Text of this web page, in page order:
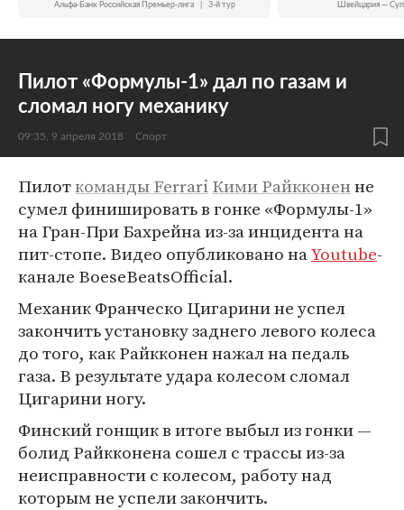
Альфа-Банк Российская Премьер-лига 3-й тур Швейцария —
Пилот «Формулы-1» дал по газам и
сломал ногу механику
09:35, 9 апреля 2018 Спорт
Пилоткоманды FerrariКими Райкконенне
сумел финишировать в гонке «Формулы-1»
на Гран-При Бахрейна из-за инцидента на
пит-стопе. Видео опубликовано наYoutube-
канале BoeseBeatsOfficial.
Механик Франческо Цигарини не успел
закончить установку заднего левого колеса
до того, как Райкконен нажал на педаль
газа. В результате удара колесом сломал
Цигарини ногу.
Финский гонщик в итоге выбыл из гонки —
болид Райкконена сошел с трассы из-за
неисправности с колесом, работу над
которым не успели закончить.